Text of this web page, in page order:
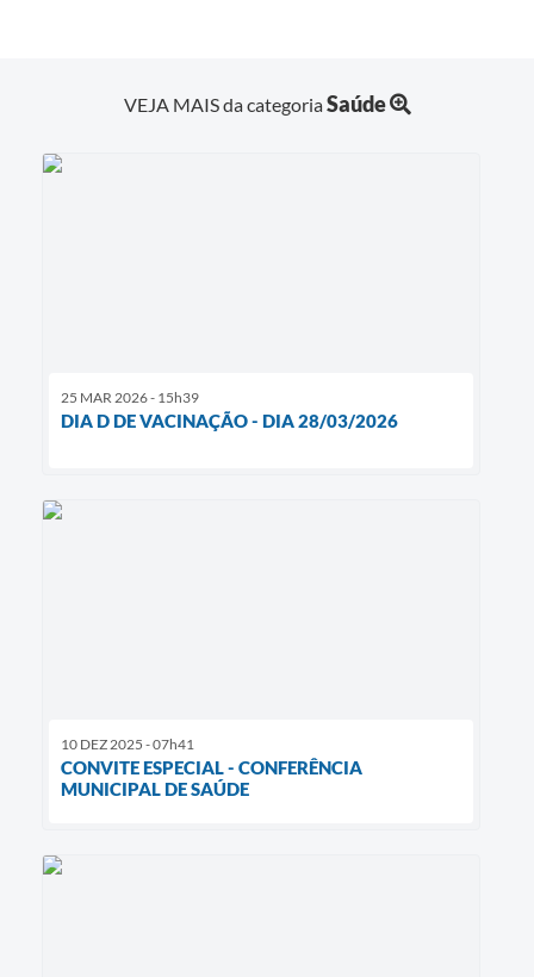
VEJA MAIS da categoriaSaúde
25 MAR 2026 - 15h39
DIA D DE VACINAÇÃO - DIA 28/03/2026
10 DEZ 2025 - 07h41
CONVITE ESPECIAL - CONFERÊNCIA
MUNICIPAL DE SAÚDE